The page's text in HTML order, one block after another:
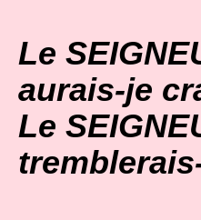
Le
aurais-je
Le